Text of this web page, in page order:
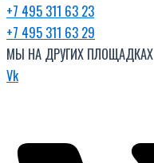
+7 495 311 63 23
+7 495 311 63 29
МЫ НА ДРУГИХ ПЛОЩАДКАХ
Vk